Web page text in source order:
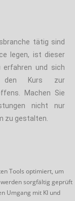
tätig sind
legen, ist dieser
erfahren und sich
den Kurs zur
Machen Sie
nicht nur
zu gestalten.
Tools optimiert, um
sorgfältig geprüft
Umgang mit KI und